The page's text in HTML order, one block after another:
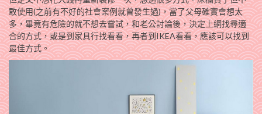
敢使用(之前有不好的社會案例就曾發生過)，當了父母確實會想太
多，畢竟有危險的就不想去嘗試，和老公討論後，決定上網找尋適
合的方式，或是到家具行找看看，再者到IKEA看看，應該可以找到
最佳方式。